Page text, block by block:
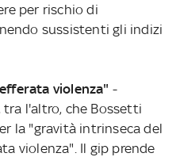
per rischio di
sussistenti gli indizi
violenza" -
tra l'altro, che Bossetti
la "gravità intrinseca del
violenza". Il gip prende